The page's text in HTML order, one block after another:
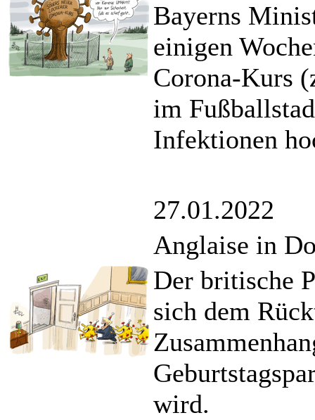
Bayerns
einigen
Corona-Kurs
im
Infektionen
27.01.2022
Anglaise in
Der britische
sich dem
wird.